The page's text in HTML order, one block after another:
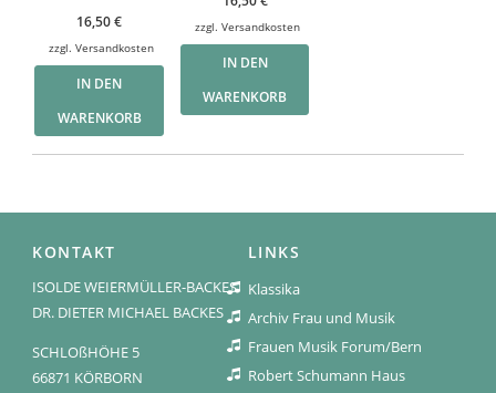
16,50€
zzgl.Versandkosten
IN DEN
WARENKORB
zzgl. Versandkosten
IN DEN
WARENKORB
KONTAKT
ISOLDE WEIERMÜLLER-BACKES
DR. DIETER MICHAEL BACKES
SCHLOßHÖHE 5
66871 KÖRBORN
LINKS
Klassika
Archiv Frau und Musik
Frauen Musik Forum/Bern
Robert Schumann Haus